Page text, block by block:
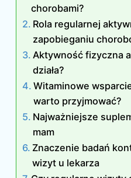
chorobami?
Rola regularnej
zapobieganiu
Aktywność fizyczna
działa?
Witaminowe
warto przyjmować?
Najważniejsze
mam
Znaczenie badań
wizyt u lekarza